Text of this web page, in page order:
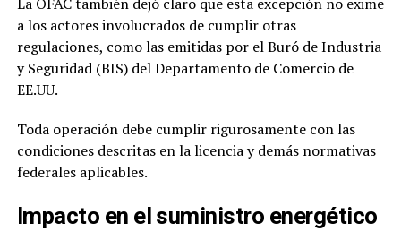
a los actores involucrados de cumplir otras
regulaciones, como las emitidas por el Buró de Industria
y Seguridad (BIS) del Departamento de Comercio de
EE.UU.
Toda operación debe cumplir rigurosamente con las
condiciones descritas en la licencia y demás normativas
federales aplicables.
Impacto en el suministro energético